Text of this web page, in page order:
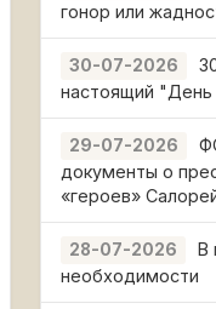
гонор или
30-07-2026
настоящий "День
29-07-2026
документы о
«героев»
28-07-2026
В
необходимости